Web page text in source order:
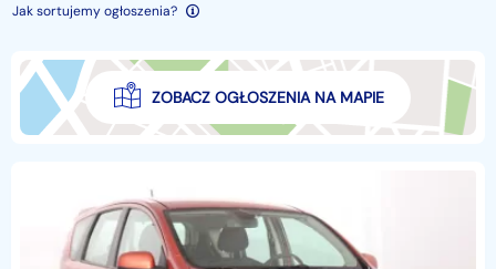
Jak sortujemy ogłoszenia?
ZOBACZ OGŁOSZENIA NA MAPIE